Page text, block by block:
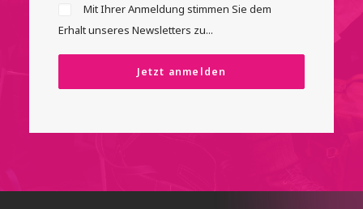
Mit Ihrer Anmeldung stimmen Sie dem
Erhalt unseres Newsletters zu...